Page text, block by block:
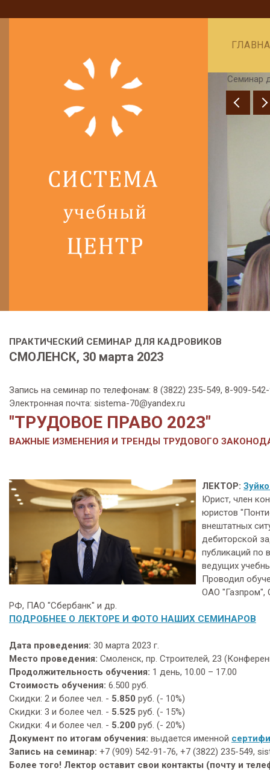
Семинар для
ПРАКТИЧЕСКИЙ СЕМИНАР ДЛЯ КАДРОВИКОВ
СМОЛЕНСК, 30 марта 2023
Запись на семинар по телефонам: 8 (3822) 235-549, 8-909-
Электронная почта: sistema-70@yandex.ru
"ТРУДОВОЕ ПРАВО 2023"
ВАЖНЫЕ ИЗМЕНЕНИЯ И ТРЕНДЫ ТРУДОВОГО
ЛЕКТОР:
Юрист, член
юристов
внештатных
дебиторской
публикаций по
ведущих
Проводил
ОАО
РФ, ПАО "Сбербанк" и др.
ПОДРОБНЕЕ О ЛЕКТОРЕ И ФОТО НАШИХ СЕМИНАРОВ
Дата проведения: 30 марта 2023 г.
Место проведения: Смоленск, пр. Строителей, 23
Продолжительность обучения: 1 день, 10.00 – 17.00
Стоимость обучения: 6.500 руб.
Скидки: 2 и более чел. - 5.850 руб. (- 10%)
Скидки: 3 и более чел. - 5.525 руб. (- 15%)
Скидки: 4 и более чел. - 5.200 руб. (- 20%)
Документ по итогам обучения: выдается именной
Запись на семинар: +7 (909) 542-91-76, +7 (3822) 235-549,
Более того! Лектор оставит свои контакты (почту и